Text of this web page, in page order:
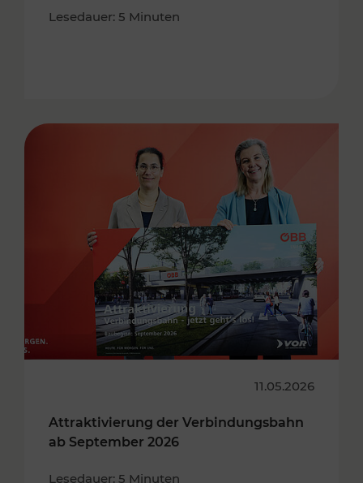
Lesedauer: 5 Minuten
11.05.2026
Attraktivierung der Verbindungsbahn
ab September 2026
Lesedauer: 5 Minuten